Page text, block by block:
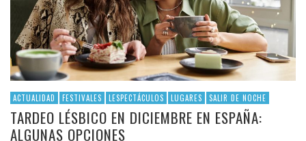
ACTUALIDAD FESTIVALES LESPECTÁCULOS LUGARES SALIR DE NOCHE
TARDEO LÉSBICO EN DICIEMBRE EN ESPAÑA:
ALGUNAS OPCIONES